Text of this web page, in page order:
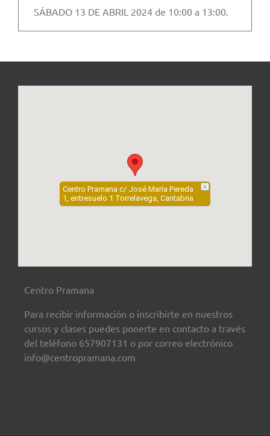
SÁBADO 13 DE ABRIL 2024 de 10:00 a 13:00.
Centro Pramana c/ José María Pereda
1, entresuelo 1 Torrelavega, Cantabria
Centro Pramana
Para recibir información o inscribirte en nuestros
cursos y clases puedes ponerte en contacto a través
del teléfono 657907131 o por correo electrónico
info@centropramana.com